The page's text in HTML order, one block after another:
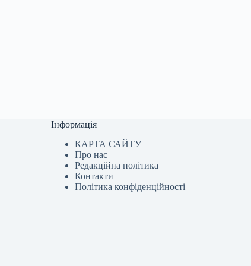
Інформація
КАРТА САЙТУ
Про нас
Редакційна політика
Контакти
Політика конфіденційності